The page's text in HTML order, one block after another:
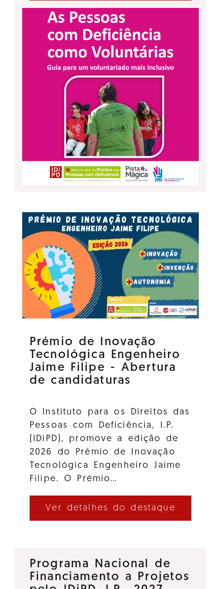
Prémio de Inovação
Tecnológica Engenheiro
Jaime Filipe - Abertura
de candidaturas
O Instituto para os Direitos das
Pessoas com Deficiência, I.P.
(IDiPD), promove a edição de
2026 do Prémio de Inovação
Tecnológica Engenheiro Jaime
Filipe. O Prémio…
Ver detalhes do destaque
Programa Nacional de
Financiamento a Projetos